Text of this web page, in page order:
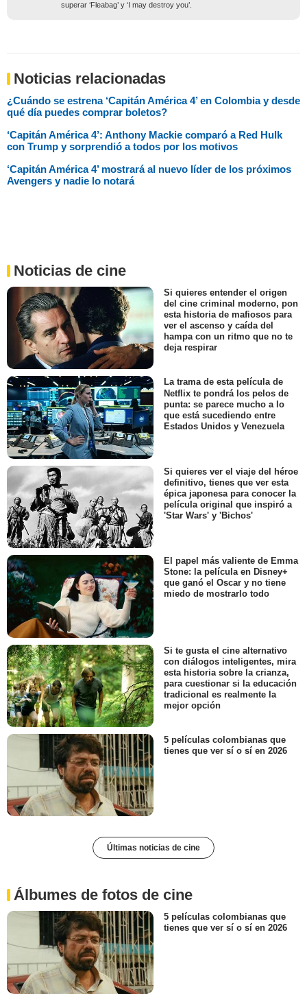
superar ‘Fleabag’ y ‘I may destroy you’.
Noticias relacionadas
¿Cuándo se estrena ‘Capitán América 4’ en Colombia y desde
qué día puedes comprar boletos?
‘Capitán América 4’: Anthony Mackie comparó a Red Hulk
con Trump y sorprendió a todos por los motivos
‘Capitán América 4’ mostrará al nuevo líder de los próximos
Avengers y nadie lo notará
Noticias de cine
Si quieres entender el origen
del cine criminal moderno, pon
esta historia de mafiosos para
ver el ascenso y caída del
hampa con un ritmo que no te
deja respirar
La trama de esta película de
Netflix te pondrá los pelos de
punta: se parece mucho a lo
que está sucediendo entre
Estados Unidos y Venezuela
Si quieres ver el viaje del héroe
definitivo, tienes que ver esta
épica japonesa para conocer la
película original que inspiró a
'Star Wars' y 'Bichos'
El papel más valiente de Emma
Stone: la película en Disney+
que ganó el Oscar y no tiene
miedo de mostrarlo todo
Si te gusta el cine alternativo
con diálogos inteligentes, mira
esta historia sobre la crianza,
para cuestionar si la educación
tradicional es realmente la
mejor opción
5 películas colombianas que
tienes que ver sí o sí en 2026
Últimas noticias de cine
Álbumes de fotos de cine
5 películas colombianas que
tienes que ver sí o sí en 2026